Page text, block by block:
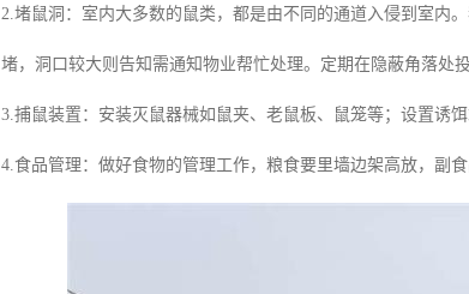
2.堵鼠洞：室内大多数的鼠类，都是由不同的通道入侵到室内
堵，洞口较大则告知需通知物业帮忙处理。定期在隐蔽角落处
3.捕鼠装置：安装灭鼠器械如鼠夹、老鼠板、鼠笼等；设置诱饵
4.食品管理：做好食物的管理工作，粮食要里墙边架高放，副食